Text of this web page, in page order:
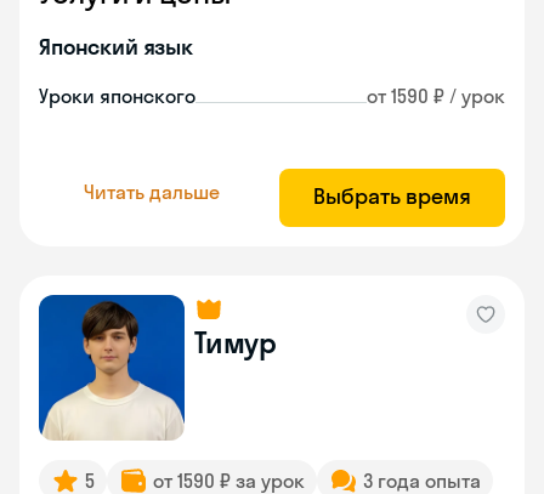
Японский язык
Уроки японского от 1590 ₽ / урок
Читать дальше Выбрать время
Тимур
5 от 1590 ₽ за урок
3 года опыта